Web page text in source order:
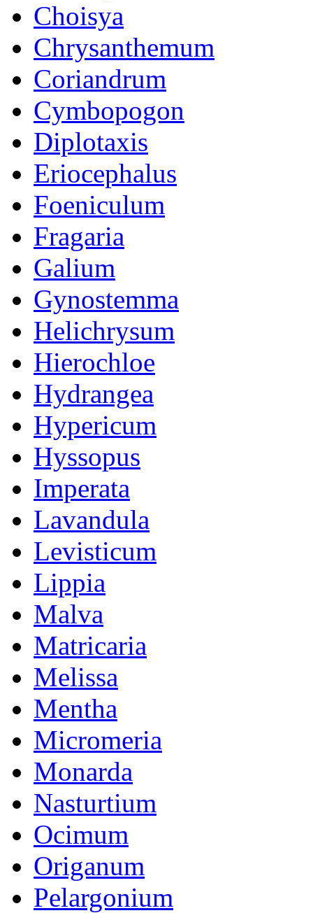
Choisya
Chrysanthemum
Coriandrum
Cymbopogon
Diplotaxis
Eriocephalus
Foeniculum
Fragaria
Galium
Gynostemma
Helichrysum
Hierochloe
Hydrangea
Hypericum
Hyssopus
Imperata
Lavandula
Levisticum
Lippia
Malva
Matricaria
Melissa
Mentha
Micromeria
Monarda
Nasturtium
Ocimum
Origanum
Pelargonium